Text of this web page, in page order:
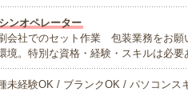
ンオペレーター
会社でのセット作業 包装業務をお願
境。特別な資格・経験・スキルは必
未経験OK / ブランクOK / パソコンス